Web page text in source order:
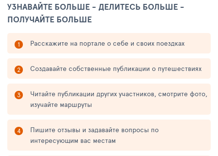
УЗНАВАЙТЕ БОЛЬШЕ - ДЕЛИТЕСЬ БОЛЬШЕ -
ПОЛУЧАЙТЕ БОЛЬШЕ
Расскажите на портале о себе и своих поездках
Создавайте собственные публикации о путешествиях
Читайте публикации других участников, смотрите фото,
изучайте маршруты
Пишите отзывы и задавайте вопросы по
интересующим вас местам